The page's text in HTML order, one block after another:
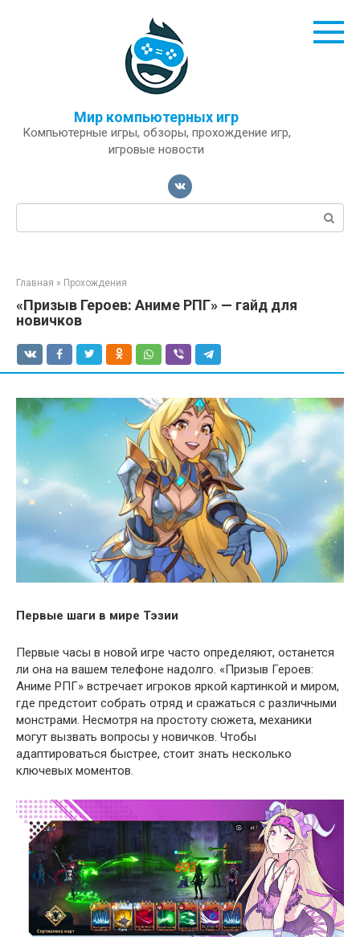
Мир компьютерных игр
Компьютерные игры, обзоры, прохождение игр,
игровые новости
Поиск:
Главная » Прохождения
«Призыв Героев: Аниме РПГ» — гайд для
новичков
Первые шаги в мире Тэзии
Первые часы в новой игре часто определяют, останется
ли она на вашем телефоне надолго. «Призыв Героев:
Аниме РПГ» встречает игроков яркой картинкой и миром,
где предстоит собрать отряд и сражаться с различными
монстрами. Несмотря на простоту сюжета, механики
могут вызвать вопросы у новичков. Чтобы
адаптироваться быстрее, стоит знать несколько
ключевых моментов.